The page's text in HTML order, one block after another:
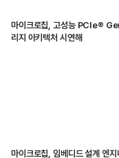
마이크로칩, 고성능 PCIe®
리지 아키텍처 시연해
마이크로칩, 임베디드 설계 엔지